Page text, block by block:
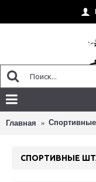
Главная
СПОРТИВНЫЕ